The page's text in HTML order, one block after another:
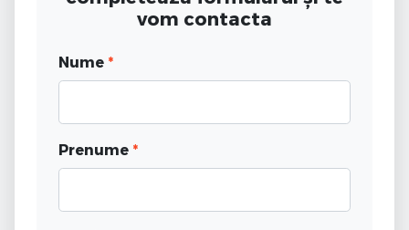
vom contacta
Nume *
Prenume *